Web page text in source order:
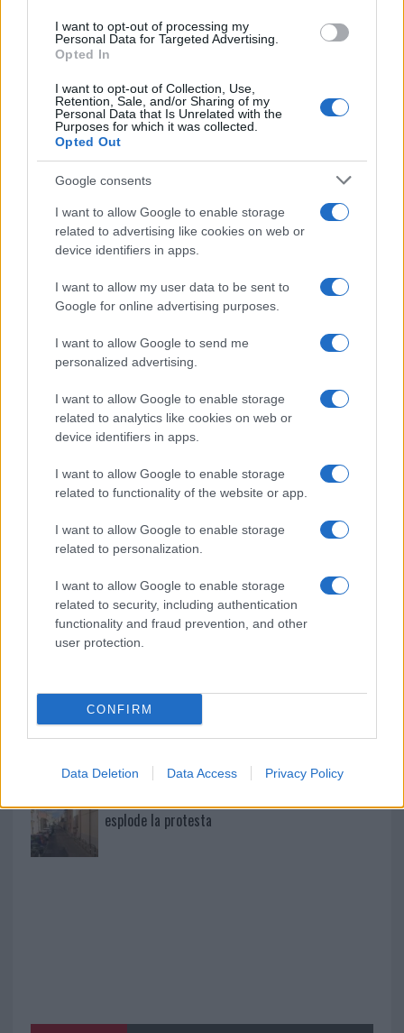
I want to opt-out of processing my
Personal Data for Targeted Advertising.
Opted In
I want to opt-out of Collection, Use,
Retention, Sale, and/or Sharing of my
Personal Data that Is Unrelated with the
Purposes for which it was collected.
Opted Out
Google consents
I want to allow Google to enable storage
related to advertising like cookies on web or
device identifiers in apps.
I want to allow my user data to be sent to
Google for online advertising purposes.
I want to allow Google to send me
personalized advertising.
I want to allow Google to enable storage
related to analytics like cookies on web or
device identifiers in apps.
I want to allow Google to enable storage
related to functionality of the website or app.
I want to allow Google to enable storage
related to personalization.
I want to allow Google to enable storage
related to security, including authentication
functionality and fraud prevention, and other
user protection.
CONFIRM
Data Deletion Data Access Privacy Policy
Condividi l'articolo
F
a
ce
b
o
k
T
w
it
te
r
Pi
n
te
re
st
W
h
s
A
p
p
S
h
re
Articolo precedente
Prossimo articolo
NOTIZIE RECENTI
Incendio nella notte a Olbia, a fuoco due furgoni
A fuoco un deposito con bombole, intervento dei
vigili del fuoco a Rudalza
Ristorante distrutto dalle fiamme a La
Gallura
Michelle Hunziker in Gallura, bella anche dal
Calangianus, dopo le polemiche il centro
accoglienza minori chiude
esplode la protesta